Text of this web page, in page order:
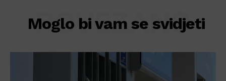
Moglo bi vam se svidjeti
POVEZANO